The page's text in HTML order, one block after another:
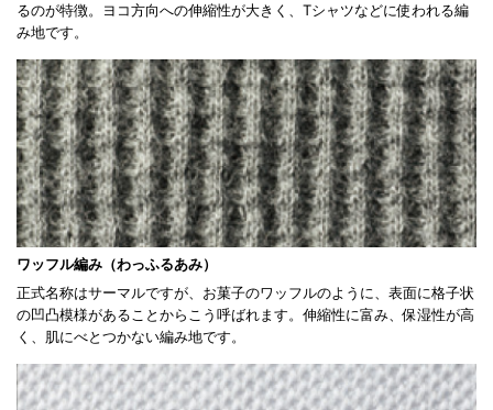
るのが特徴。ヨコ方向への伸縮性が大きく、Tシャツなどに使われる編
み地です。
ワッフル編み（わっふるあみ）
正式名称はサーマルですが、お菓子のワッフルのように、表面に格子状
の凹凸模様があることからこう呼ばれます。伸縮性に富み、保湿性が高
く、肌にべとつかない編み地です。